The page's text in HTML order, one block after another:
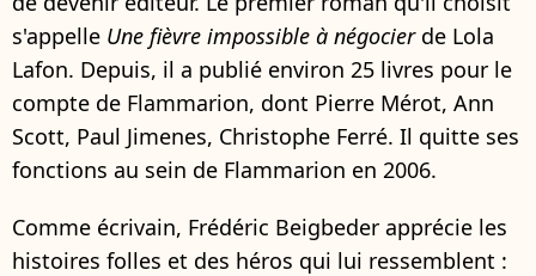
s'appelle Une fièvre impossible à négocierde Lola
Lafon. Depuis, il a publié environ 25 livres pour le
compte de Flammarion, dont Pierre Mérot, Ann
Scott, Paul Jimenes, Christophe Ferré. Il quitte ses
fonctions au sein de Flammarion en 2006.
Comme écrivain, Frédéric Beigbeder apprécie les
histoires folles et des héros qui lui ressemblent :